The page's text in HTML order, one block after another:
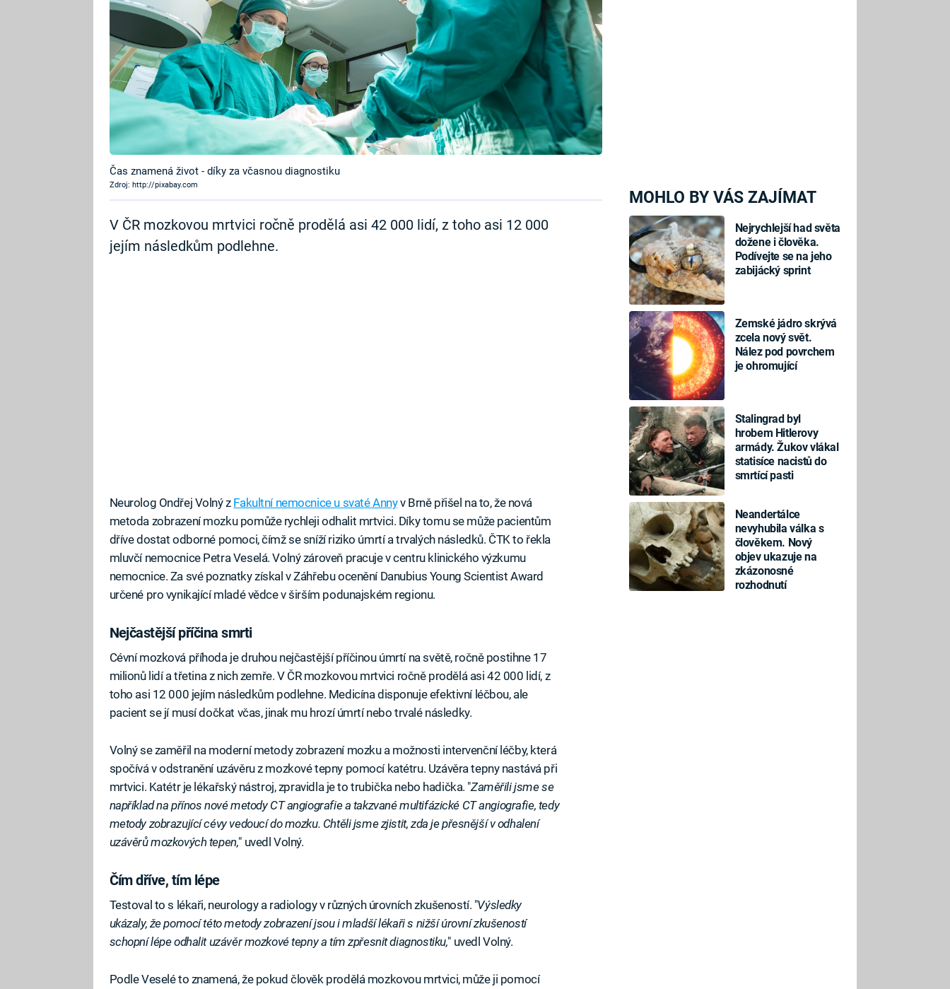
MOHLO BY VÁS ZAJÍMAT
Nejrychlejší had světa
dožene i člověka.
Podívejte se na jeho
zabijácký sprint
Zemské jádro skrývá
zcela nový svět.
Nález pod povrchem
je ohromující
Stalingrad byl
hrobem Hitlerovy
armády. Žukov vlákal
statisíce nacistů do
smrtící pasti
Neandertálce
nevyhubila válka s
člověkem. Nový
objev ukazuje na
zkázonosné
rozhodnutí
Čas znamená život - díky za včasnou diagnostiku
Zdroj: http://pixabay.com
V ČR mozkovou mrtvici ročně prodělá asi 42 000 lidí, z toho asi 12 000
jejím následkům podlehne.
Neurolog Ondřej Volný z Fakultní nemocnice u svaté Annyv Brně přišel na to, že nová
metoda zobrazení mozku pomůže rychleji odhalit mrtvici. Díky tomu se může pacientům
dříve dostat odborné pomoci, čímž se sníží riziko úmrtí a trvalých následků. ČTK to řekla
mluvčí nemocnice Petra Veselá. Volný zároveň pracuje v centru klinického výzkumu
nemocnice. Za své poznatky získal v Záhřebu ocenění Danubius Young Scientist Award
určené pro vynikající mladé vědce v širším podunajském regionu.
Nejčastější příčina smrti
Cévní mozková příhoda je druhou nejčastější příčinou úmrtí na světě, ročně postihne 17
milionů lidí a třetina z nich zemře. V ČR mozkovou mrtvici ročně prodělá asi 42 000 lidí, z
toho asi 12 000 jejím následkům podlehne. Medicína disponuje efektivní léčbou, ale
pacient se jí musí dočkat včas, jinak mu hrozí úmrtí nebo trvalé následky.
Volný se zaměřil na moderní metody zobrazení mozku a možnosti intervenční léčby, která
spočívá v odstranění uzávěru z mozkové tepny pomocí katétru. Uzávěra tepny nastává při
mrtvici. Katétr je lékařský nástroj, zpravidla je to trubička nebo hadička. "Zaměřili jsme se
například na přínos nové metody CT angiografie a takzvané multifázické CT angiografie, tedy
metody zobrazující cévy vedoucí do mozku. Chtěli jsme zjistit, zda je přesnější v odhalení
uzávěrů mozkových tepen," uvedl Volný.
Čím dříve, tím lépe
Testoval to s lékaři, neurology a radiology v různých úrovních zkušeností. "Výsledky
ukázaly, že pomocí této metody zobrazení jsou i mladší lékaři s nižší úrovní zkušeností
schopní lépe odhalit uzávěr mozkové tepny a tím zpřesnit diagnostiku," uvedl Volný.
Podle Veselé to znamená, že pokud člověk prodělá mozkovou mrtvici, může ji pomocí